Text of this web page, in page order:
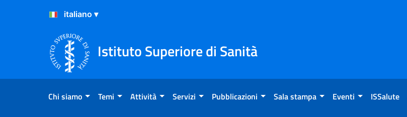
Salta al Contenuto
Salta al Footer
Istituto Superiore di Sanità
Chi siamo Temi Attività Servizi Pubblicazioni Sala stampa Eventi ISSalute